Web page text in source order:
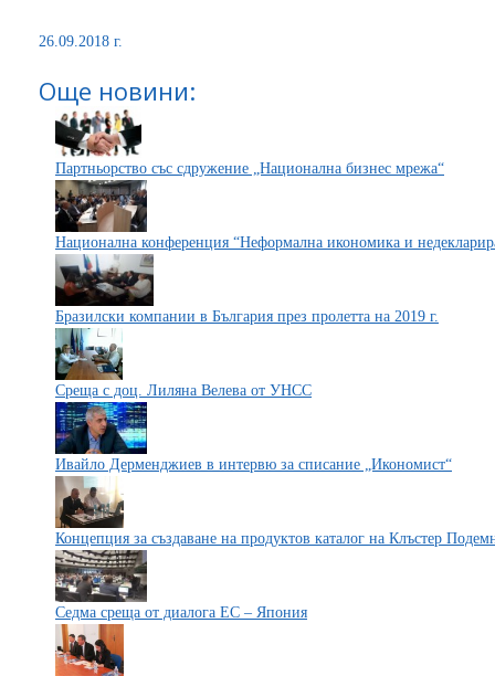
26.09.2018 г.
Още новини:
Партньорство със сдружение „Национална бизнес мрежа“
Национална конференция “Неформална икономика и
Бразилски компании в България през пролетта на 2019 г.
Среща с доц. Лиляна Велева от УНСС
Ивайло Дерменджиев в интервю за списание „Икономист“
Концепция за създаване на продуктов каталог на Клъстер
Седма среща от диалога ЕС – Япония